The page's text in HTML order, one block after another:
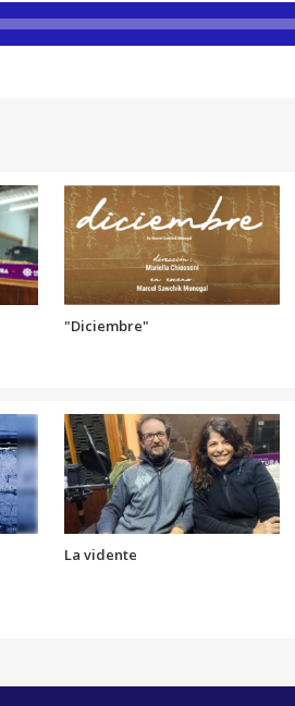
"Diciembre"
La vidente